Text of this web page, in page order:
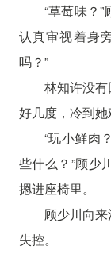
“草莓味？
认真审视着身
吗？”
林知许没
好几度，冷到她
“玩小鲜肉
些什么？”顾少
摁进座椅里。
顾少川向
失控。